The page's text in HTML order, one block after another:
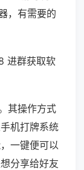
，有需要的
进群获取软
其操作方式
机打牌系统
一键便可以
分享给好友